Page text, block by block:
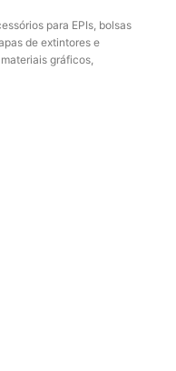
para EPIs, bolsas
de extintores e
gráficos,